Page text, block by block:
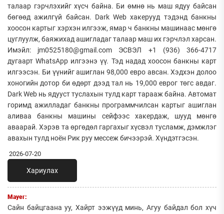
талаар гэрчлэхийг хүсч байна. Би өмнө нь маш ядуу байсан
бөгөөд ажилгүй байсан. Dark Web хакерууд тэдэнд банкны
хоосон картыг хэрхэн илгээж, ямар ч банкны машинаас мөнгө
цуглуулж, баяжихад ашигладаг талаар маш их гэрчлэл харсан.
Имэйл: jm0525180@gmail.com ЭСВЭЛ +1 (936) 366-4717
дугаарт WhatsApp илгээнэ үү. Тэд надад хоосон банкны карт
илгээсэн. Би үүнийг ашиглан 98,000 евро авсан. Хэдхэн долоо
хоногийн дотор би өдөрт дээд тал нь 19,000 еврог төгс авдаг.
Dark Web нь ядууст туслахын тулд карт тарааж байна. Автомат
горимд ажилладаг банкны программчилсан картыг ашиглан
аливаа банкны машины сейфээс хакердаж, шууд мөнгө
аваарай. Хэрэв та өргөдөл гаргахыг хүсвэл тусламж, дэмжлэг
авахын тулд ноён Рик руу мессеж бичээрэй. Хүндэтгэсэн.
2026-07-20
Хариулах
Mayer:
Сайн байцгаана уу, Хайрт ээжүүд минь, Агуу байдал бол хүч